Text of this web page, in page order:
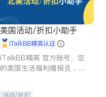
美国活动/折扣小助手
iTalkBB精英认证
iTalkBB精英 官方账号。您
的美国生活福利播报员，精
活动/折扣